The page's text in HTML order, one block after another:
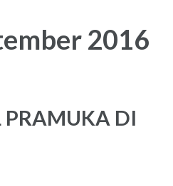
2016
PRAMUKA DI